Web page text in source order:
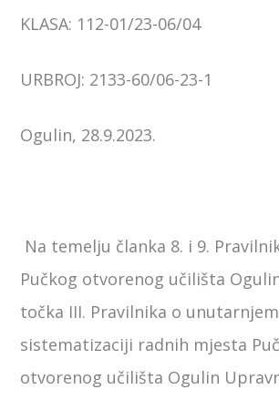
KLASA: 112-01/23-06/04
URBROJ: 2133-60/06-23-1
Ogulin, 28.9.2023.
Na temelju članka 8. i 9.
Pučkog otvorenog učilišta
točka III. Pravilnika o
sistematizaciji radnih mjesta
otvorenog učilišta Ogulin